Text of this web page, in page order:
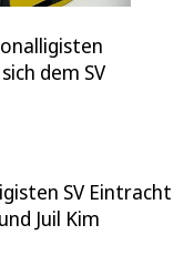
dem SV
SV Eintracht
Juil Kim